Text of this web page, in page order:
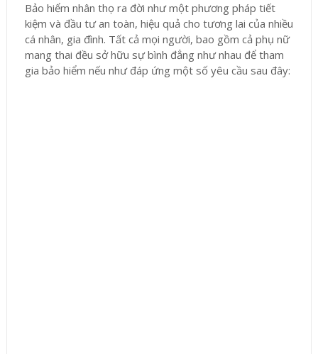
Bảo hiểm nhân thọ ra đời như một phương pháp tiết
kiệm và đầu tư an toàn, hiệu quả cho tương lai của nhiều
cá nhân, gia đình. Tất cả mọi người, bao gồm cả phụ nữ
mang thai đều sở hữu sự bình đẳng như nhau để tham
gia bảo hiểm nếu như đáp ứng một số yêu cầu sau đây: